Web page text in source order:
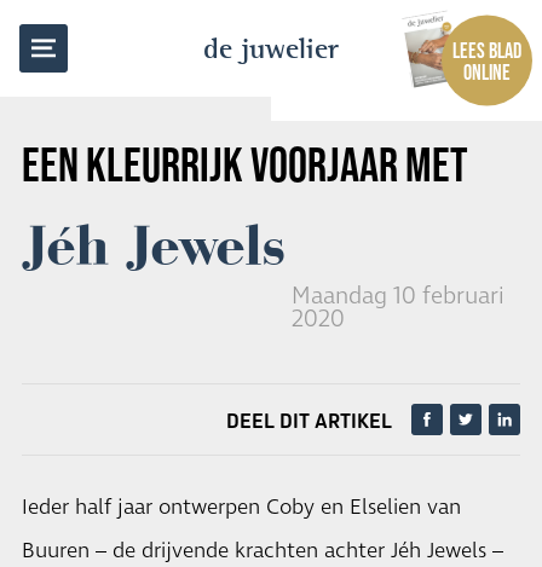
de juwelier
LEES BLAD
ONLINE
EEN KLEURRIJK VOORJAAR MET
Jéh Jewels
Maandag 10 februari
2020
TERUG NAAR OVERZICHT
DEEL DIT ARTIKEL
Ieder half jaar ontwerpen Coby en Elselien van
Buuren – de drijvende krachten achter Jéh Jewels –